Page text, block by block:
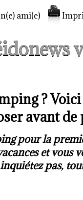
ami(e)
?
avant
pour la
et vous
pas,